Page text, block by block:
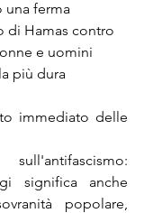
una ferma
di Hamas contro
e uomini
più dura
immediato delle
significa anche
popolare,